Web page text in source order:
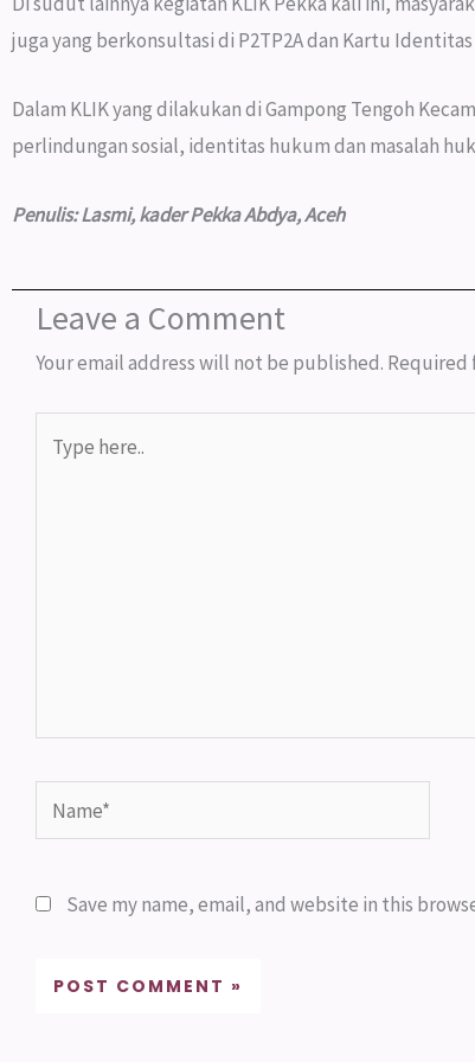
juga yang berkonsultasi di P2TP2A dan Kartu Identitas
Dalam KLIK yang dilakukan di Gampong Tengoh
perlindungan sosial, identitas hukum dan masalah
Penulis: Lasmi, kader Pekka Abdya, Aceh
Leave a Comment
Your email address will not be published. Required
here..
Name*
Save my name, email, and website in this